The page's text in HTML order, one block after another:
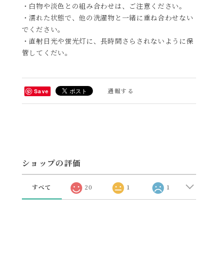
・白物や淡色との組み合わせは、ご注意ください。
・濡れた状態で、他の洗濯物と一緒に重ね合わせない
でください。
・直射日光や蛍光灯に、長時間さらされないように保
管してくだい。
Save 通報する
ショップの評価
すべて 20 1 1